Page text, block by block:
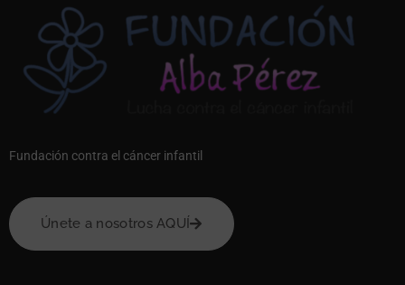
Fundación contra el cáncer infantil
Únete a nosotros AQUÍ